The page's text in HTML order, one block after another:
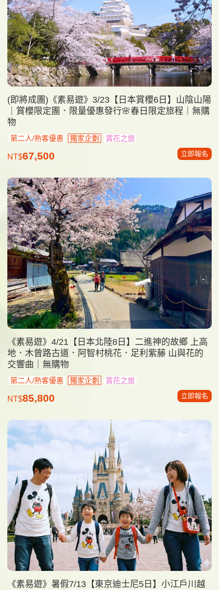
(即將成團)《素易遊》3/23【日本賞櫻6日】山陰山陽
｜賞櫻限定團．限量優惠發行🌸春日限定旅程｜無購
物
第二人/熟客優惠 獨家企劃 賞花之旅
NT$67,500 立即報名
《素易遊》4/21【日本北陸8日】二進神的故鄉 上高
地．木曾路古道．阿智村桃花．足利紫藤 山與花的
交響曲｜無購物
第二人/熟客優惠 獨家企劃 賞花之旅
NT$85,800 立即報名
《素易遊》暑假7/13【東京迪士尼5日】小江戶川越